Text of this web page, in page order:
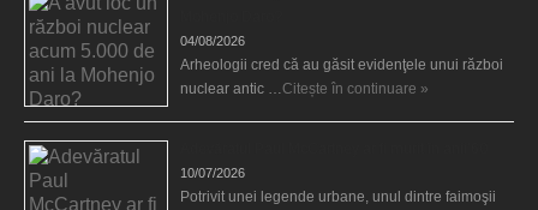
04/08/2026
Arheologii cred că au găsit evidenţele unui război
nuclear antic … Citește în continuare »
10/07/2026
Potrivit unei legende urbane, unul dintre faimoşii